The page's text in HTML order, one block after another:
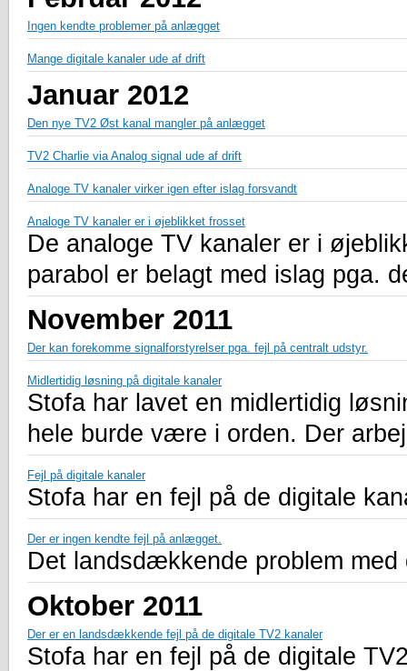
Ingen kendte problemer på anlægget
Mange digitale kanaler ude af drift
Januar 2012
Den nye TV2 Øst kanal mangler på anlægget
TV2 Charlie via Analog signal ude af drift
Analoge TV kanaler virker igen efter islag forsvandt
Analoge TV kanaler er i øjeblikket frosset
De analoge TV kanaler er i
parabol er belagt med islag pga.
November 2011
Der kan forekomme signalforstyrelser pga. fejl på centralt udstyr.
Midlertidig løsning på digitale kanaler
Stofa har lavet en midlertidig
hele burde være i orden. Der
Fejl på digitale kanaler
Stofa har en fejl på de digitale
Der er ingen kendte fejl på anlægget.
Det landsdækkende problem
Oktober 2011
Der er en landsdækkende fejl på de digitale TV2 kanaler
Stofa har en fejl på de digitale